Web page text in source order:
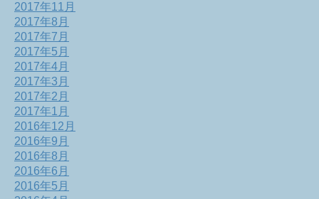
2017年11月
2017年8月
2017年7月
2017年5月
2017年4月
2017年3月
2017年2月
2017年1月
2016年12月
2016年9月
2016年8月
2016年6月
2016年5月